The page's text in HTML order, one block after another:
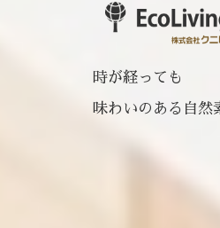
時が経っても
味わいのある自然